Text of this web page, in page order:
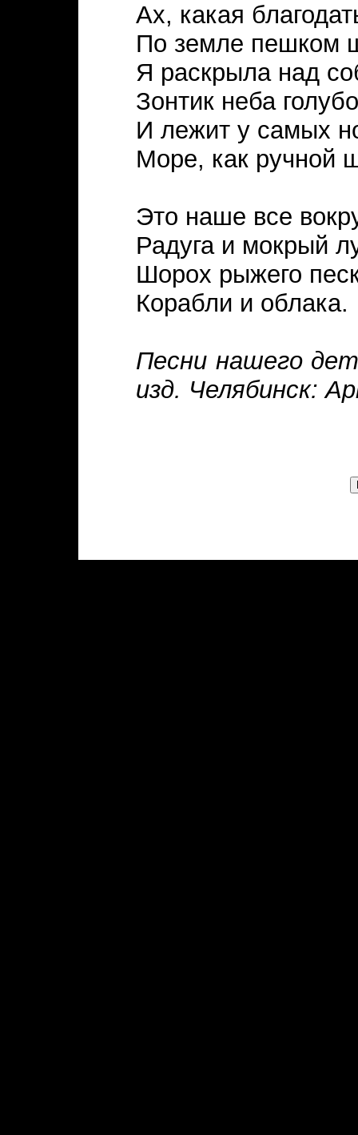
Ах, какая
По земле пешком
Я раскрыла над
Зонтик неба
И лежит у самых
Море, как ручной
Это наше все
Радуга и мокрый
Шорох рыжего
Корабли и облака.
Песни нашего
изд. Челябинск: